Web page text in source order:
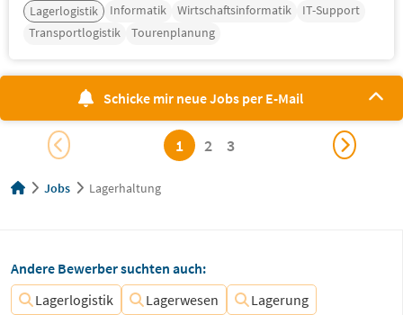
Lagerlogistik Informatik Wirtschaftsinformatik
IT-Support
Transportlogistik
Tourenplanung
Schicke mir neue Jobs per E-Mail
1 2 3
Jobs Lagerhaltung
Andere Bewerber suchten auch:
Lagerlogistik
Lagerwesen
Lagerung